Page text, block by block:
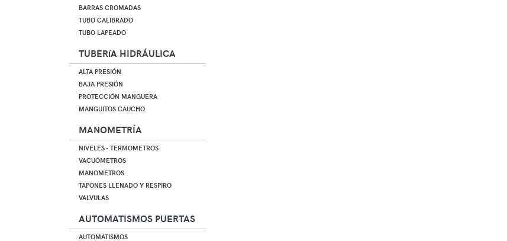
BARRAS CROMADAS
TUBO CALIBRADO
TUBO LAPEADO
TUBERíA HIDRÁULICA
ALTA PRESIÓN
BAJA PRESIÓN
PROTECCIÓN MANGUERA
MANGUITOS CAUCHO
MANOMETRÍA
NIVELES - TERMOMETROS
VACUÓMETROS
MANOMETROS
TAPONES LLENADO Y RESPIRO
VALVULAS
AUTOMATISMOS PUERTAS
AUTOMATISMOS